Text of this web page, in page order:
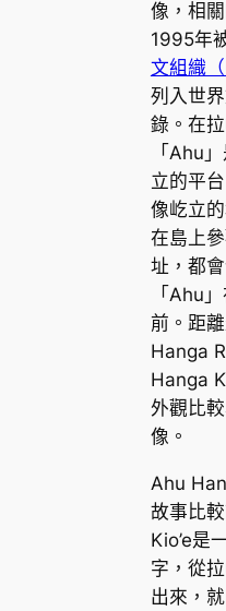
n
像，相
1995年
文組織（
列入世
錄。在
「Ahu
立的平
像屹立
在島上
址，都
「Ahu
前。距
Hanga
Hanga
外觀比
像。
Ahu
故事比
Kio’e是
字，從
出來，